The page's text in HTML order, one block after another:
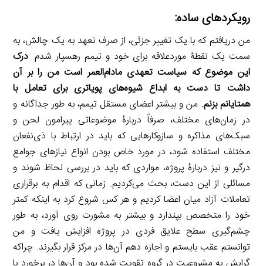
رویکرد‌های ساده:
من دریافتم که با یک تغییر جزئی، از صرف تعهد به یک چالش، به
سمت یک نقطۀ موردعلاقه برای خود و تیمم رهسپار شدم. درک
این موضوع که سیاست تعهدی مادام‌العمر است من را بر آن
داشت تا دست به ابداع شیوه‌های پویاتری برای تعامل با
همتایانم بزنم. من و بیشتر اعضای مستقل تیمم، به طور جداگانه و
در زمان‌های مختلف، صرفاً دربارۀ موضوعاتی پیرامون لحن و
سبک‌های مذاکره و سازوکارهایی که باید در ارتباط با ذی‌نفعان
مختلف استفاده شود، در مورد خاص بودن انواع نیازهای جوامع
درگیر و نیز دربارۀ پروژه، مواردی که باید در بررسی لحاظ شوند و
مسائلی از این دست، بحث می‌کردیم. زمانی که اقدام به برقراری
تعاملات آزاد میان اعضا کردیم و هر کس شروع کرد به اینکه کمتر
خود را متخصص بپندارد و بیشتر به مشورت روی آورد، به طور
چشم‌گیری سطح علایق فردی در پروژه افزایش یافت و من
توانستم عقب بایستم و اجازه دهم آن‌ها در مرکز قرار بگیرند. چراکه